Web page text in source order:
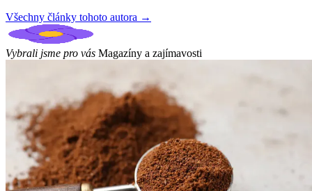
Všechny články tohoto autora →
Vybrali jsme pro vás Magazíny a zajímavosti